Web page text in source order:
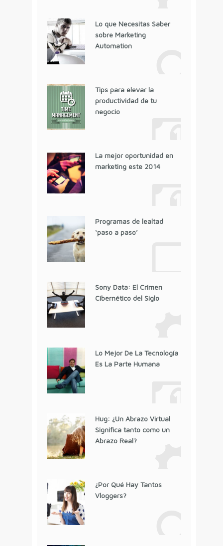
Lo que Necesitas Saber
sobre Marketing
Automation
Tips para elevar la
productividad de tu
negocio
La mejor oportunidad en
marketing este 2014
Programas de lealtad
‘paso a paso’
Sony Data: El Crimen
Cibernético del Siglo
Lo Mejor De La Tecnología
Es La Parte Humana
Hug: ¿Un Abrazo Virtual
Significa tanto como un
Abrazo Real?
¿Por Qué Hay Tantos
Vloggers?